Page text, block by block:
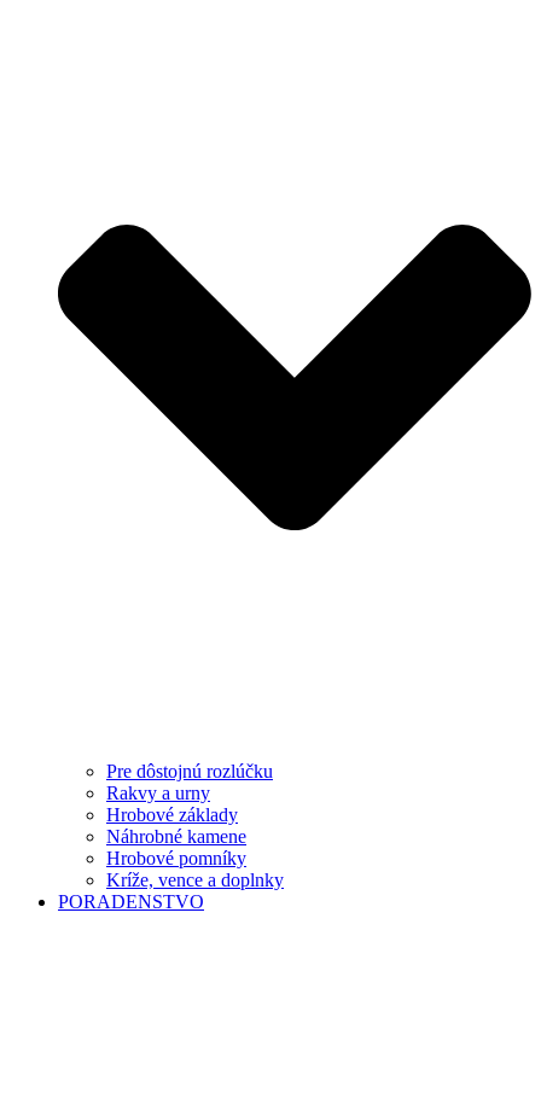
Pre dôstojnú rozlúčku
Rakvy a urny
Hrobové základy
Náhrobné kamene
Hrobové pomníky
Kríže, vence a doplnky
PORADENSTVO